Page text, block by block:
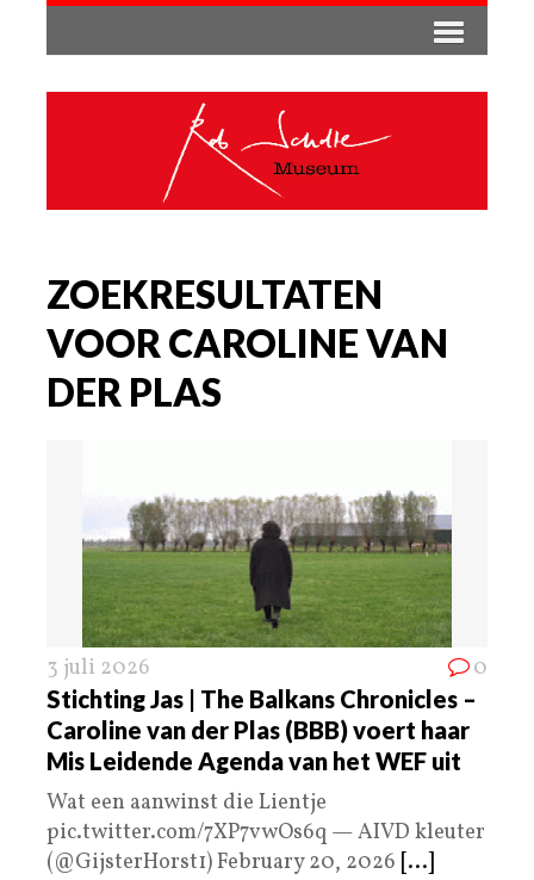
ZOEKRESULTATEN
VOOR CAROLINE VAN
DER PLAS
3 juli 2026 0
Stichting Jas | The Balkans Chronicles –
Caroline van der Plas (BBB) voert haar
Mis Leidende Agenda van het WEF uit
Wat een aanwinst die Lientje
pic.twitter.com/7XP7vwOs6q — AIVD kleuter
(@GijsterHorst1) February 20, 2026 [...]